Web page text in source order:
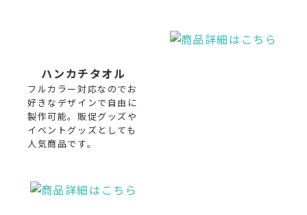
ハンカチタオル
フルカラー対応なのでお
好きなデザインで自由に
製作可能。販促グッズや
イベントグッズとしても
人気商品です。